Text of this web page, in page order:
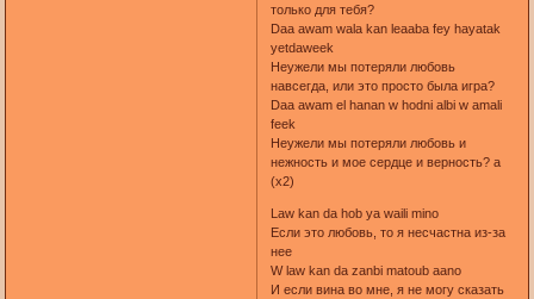
только для тебя?
Daa awam wala kan leaaba fey hayatak
yetdaweek
Неужели мы потеряли любовь
навсегда, или это просто была игра?
Daa awam el hanan w hodni albi w amali
feek
Неужели мы потеряли любовь и
нежность и мое сердце и верность? a
(x2)
Law kan da hob ya waili mino
Если это любовь, то я несчастна из-за
нее
W law kan da zanbi matoub aano
И если вина во мне, я не могу сказать